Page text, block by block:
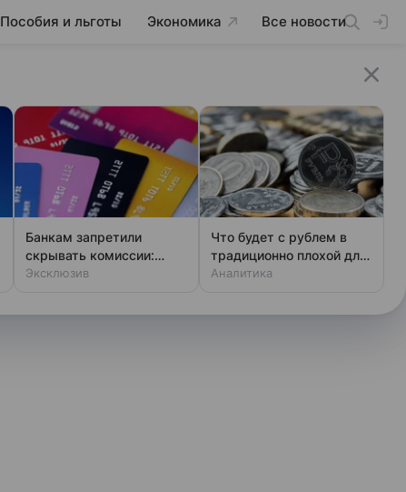
Пособия и льготы Экономика Все новости
Банкам запретили
скрывать комиссии:
закон вступает в силу
Эксклюзив
Что будет с рублем в
традиционно плохой для
него период
Аналитика